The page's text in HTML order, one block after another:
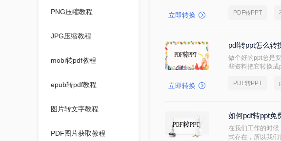
PNG压缩教程
JPG压缩教程
mobi转pdf教程
epub转pdf教程
图片转文字教程
PDF图片获取教程
立即转换 PDF转PPT
立即转换
pdf转ppt怎么转
做个好的ppt总是
些资料把它转换
PDF转PPT
如何pdf转ppt免
在我们工作的时
式存在，所以我